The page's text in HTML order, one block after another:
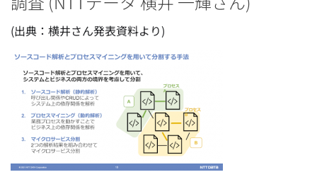
(出典：横井さん発表資料より)